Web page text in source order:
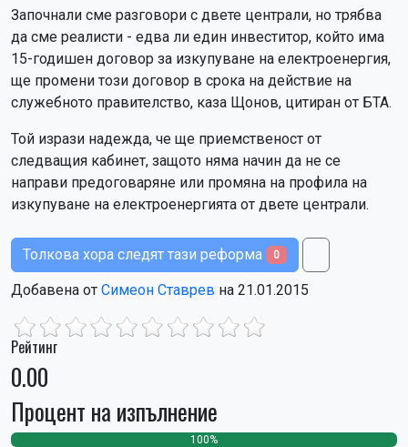
Започнали сме разговори с двете централи, но трябва
да сме реалисти - едва ли един инвеститор, който има
15-годишен договор за изкупуване на електроенергия,
ще промени този договор в срока на действие на
служебното правителство, каза Щонов, цитиран от БТА.
Той изрази надежда, че ще приемственост от
следващия кабинет, защото няма начин да не се
направи предоговаряне или промяна на профила на
изкупуване на електроенергията от двете централи.
Толкова хора следят тази реформа 0
Добавена от Симеон Ставрев на 21.01.2015
Рейтинг
0.00
Процент на изпълнение
100%